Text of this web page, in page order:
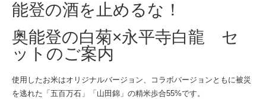
能登の酒を止めるな！
奥能登の白菊×永平寺白龍 セ
ットのご案内
使用したお米はオリジナルバージョン、コラボバージョンともに被災
を逃れた「五百万石」「山田錦」の精米歩合55%です。